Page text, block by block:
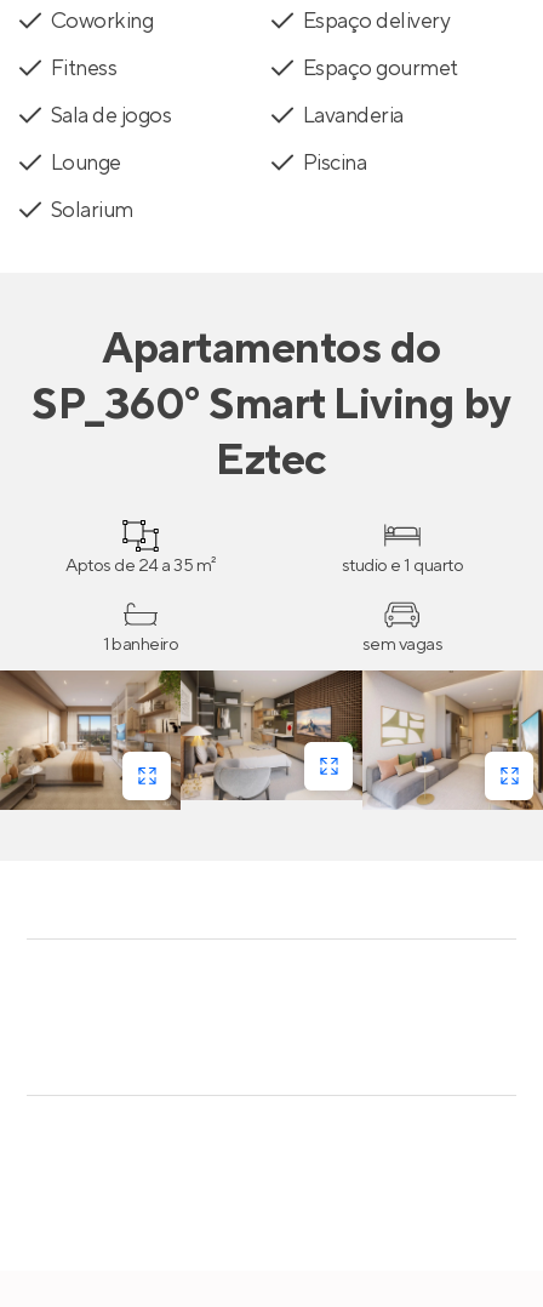
Coworking
Espaço delivery
Fitness
Espaço gourmet
Sala de jogos
Lavanderia
Lounge
Piscina
Solarium
Apartamentosdo
SP_360° Smart Living by
Eztec
Aptos de 24 a 35 m² studio e 1 quarto
1 banheiro sem vagas